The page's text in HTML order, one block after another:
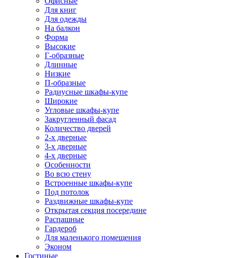
Для книг
Для одежды
На балкон
Форма
Высокие
Г-образные
Длинные
Низкие
П-образные
Радиусные шкафы-купе
Широкие
Угловые шкафы-купе
Закругленный фасад
Количество дверей
2-х дверные
3-х дверные
4-х дверные
Особенности
Во всю стену
Встроенные шкафы-купе
Под потолок
Раздвижные шкафы-купе
Открытая секция посередине
Распашные
Гардероб
Для маленького помещения
Эконом
Гостиные